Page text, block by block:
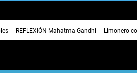
REFLEXIÓN Mahatma Gandhi Limonero